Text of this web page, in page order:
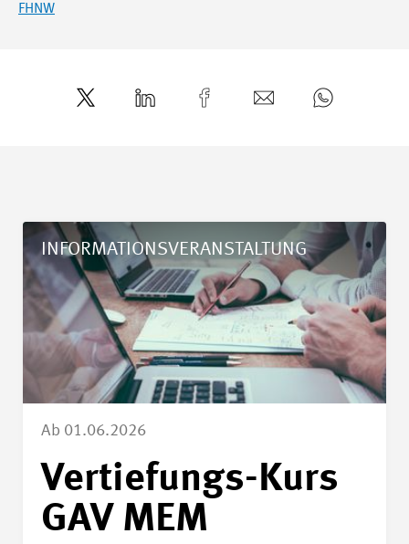
FHNW
INFORMATIONSVERANSTALTUNG
Ab 01.06.2026
Vertiefungs-Kurs
GAV MEM
Details Vertiefungs-Kurs GAV MEM